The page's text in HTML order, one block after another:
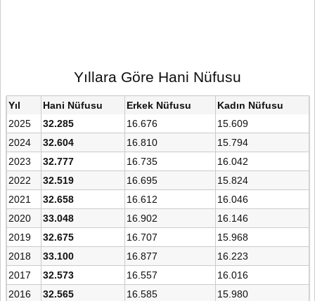
Yıllara Göre Hani Nüfusu
Yıl Hani Nüfusu Erkek Nüfusu
Kadın Nüfusu
2025
32.285 16.676
15.609
2024
32.604 16.810
15.794
2023
32.777 16.735
16.042
2022
32.519 16.695
15.824
2021
32.658 16.612
16.046
2020
33.048 16.902
16.146
2019
32.675 16.707
15.968
2018
33.100 16.877
16.223
2017
32.573 16.557
16.016
2016
32.565 16.585
15.980